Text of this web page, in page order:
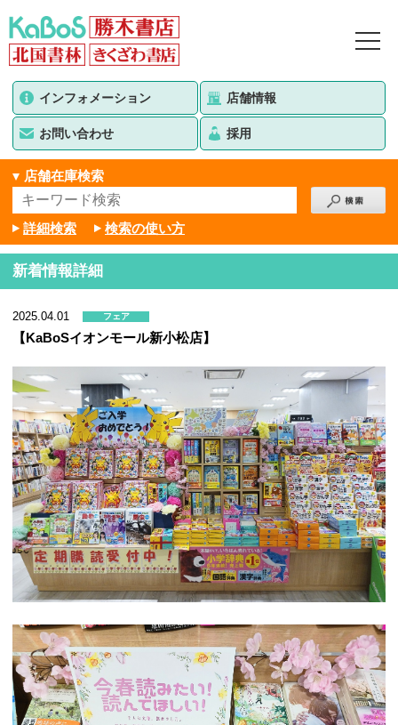
インフォメーション 店舗情報
お問い合わせ 採用
店舗在庫検索
詳細検索 検索の使い方
新着情報詳細
【KaBoSイオンモール新小松店】
2025.04.01 フェア